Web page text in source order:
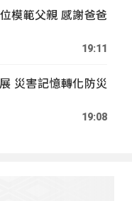
模範父親 感謝爸爸
19:11
災害記憶轉化防災
19:08